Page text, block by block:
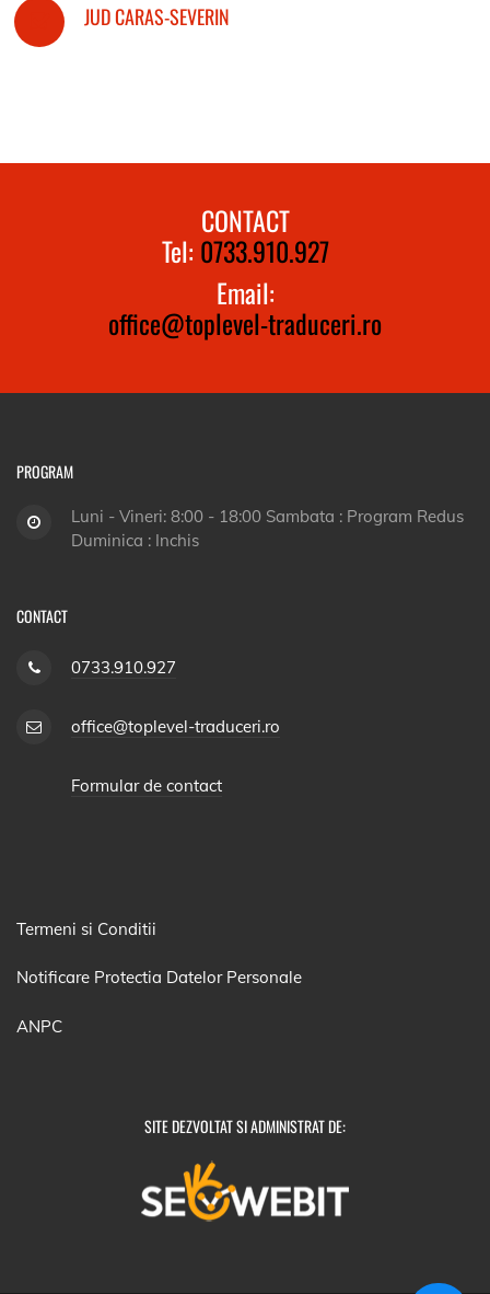
JUD CARAS-SEVERIN
CONTACT
Tel: 0733.910.927
Email:
office@toplevel-traduceri.ro
PROGRAM
Luni - Vineri: 8:00 - 18:00 Sambata : Program Redus
Duminica : Inchis
CONTACT
0733.910.927
office@toplevel-traduceri.ro
Formular de contact
Termeni si Conditii
Notificare Protectia Datelor Personale
ANPC
SITE DEZVOLTAT SI ADMINISTRAT DE: